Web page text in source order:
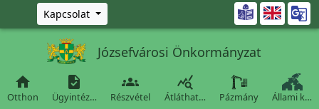
Ugrás a fő tartalomra
Kapcsolat 
Józsefvárosi Önkormányzat

Otthon

Ügyintéz…

Részvétel

Átláthat… Pázmány Állami k…